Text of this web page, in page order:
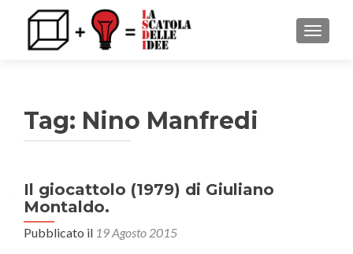
Tag: Nino Manfredi
Il giocattolo (1979) di Giuliano
Montaldo.
Pubblicato il 19 Agosto 2015